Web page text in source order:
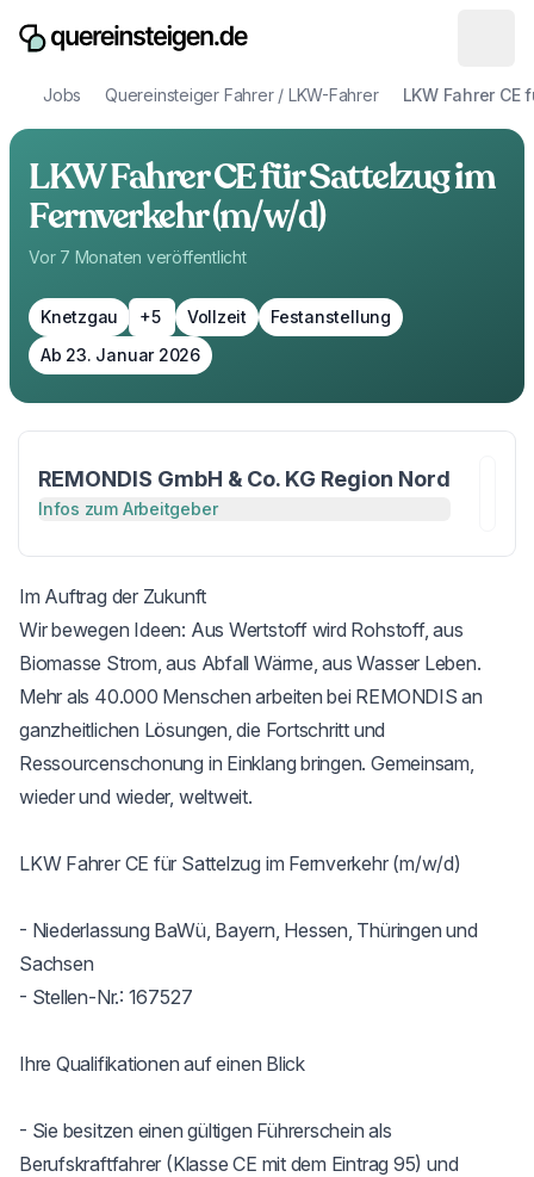
Jobs Quereinsteiger Fahrer / LKW-Fahrer LKW Fahrer
LKW Fahrer CE für Sattelzug im
Fernverkehr (m/w/d)
Vor 7 Monaten veröffentlicht
Knetzgau +5 Vollzeit
Festanstellung
Ab 23. Januar 2026
REMONDIS GmbH & Co. KG Region Nord
Infos zum Arbeitgeber
Im Auftrag der Zukunft
Wir bewegen Ideen: Aus Wertstoff wird Rohstoff, aus
Biomasse Strom, aus Abfall Wärme, aus Wasser Leben.
Mehr als 40.000 Menschen arbeiten bei REMONDIS an
ganzheitlichen Lösungen, die Fortschritt und
Ressourcenschonung in Einklang bringen. Gemeinsam,
wieder und wieder, weltweit.
LKW Fahrer CE für Sattelzug im Fernverkehr (m/w/d)
- Niederlassung BaWü, Bayern, Hessen, Thüringen und
Sachsen
- Stellen-Nr.: 167527
Ihre Qualifikationen auf einen Blick
- Sie besitzen einen gültigen Führerschein als
Berufskraftfahrer (Klasse CE mit dem Eintrag 95) und